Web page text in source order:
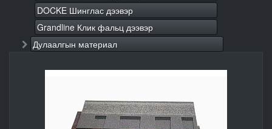
DOCKE Шинглас дээвэр
Grandline Клик фальц дээвэр
Дулаалгын материал